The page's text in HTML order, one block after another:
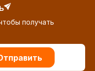
получать